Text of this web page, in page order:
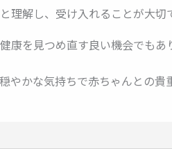
解し、受け入れることが大切
康を見つめ直す良い機会でもあ
やかな気持ちで赤ちゃんとの貴